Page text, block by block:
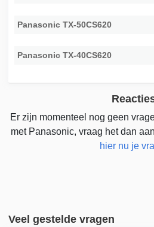
Panasonic TX-50CS620
Panasonic TX-40CS620
Er zijn momenteel nog geen
met Panasonic, vraag het dan
hier nu je
Veel gestelde vragen